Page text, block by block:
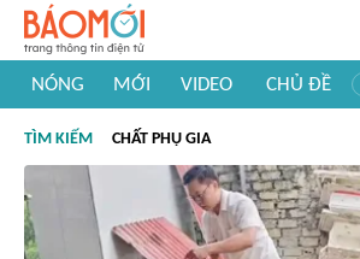
NÓNG MỚI VIDEO CHỦ ĐỀ
#Khám phá thế giới
TÌM KIẾM CHẤT PHỤ GIA